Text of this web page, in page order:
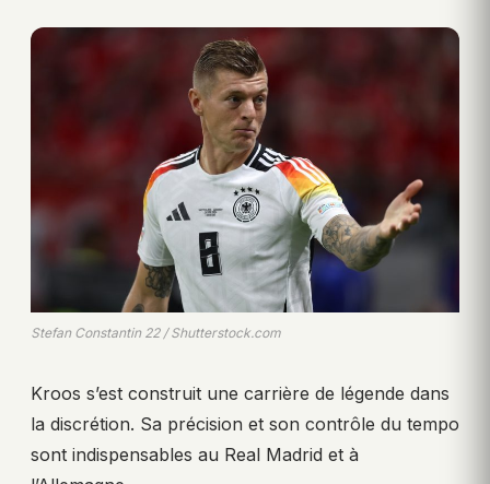
Stefan Constantin 22 / Shutterstock.com
Kroos s’est construit une carrière de légende dans
la discrétion. Sa précision et son contrôle du tempo
sont indispensables au Real Madrid et à